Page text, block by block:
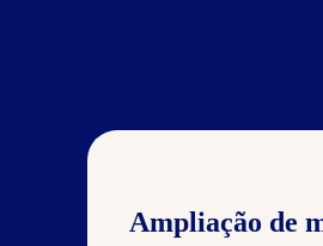
Ampliação de